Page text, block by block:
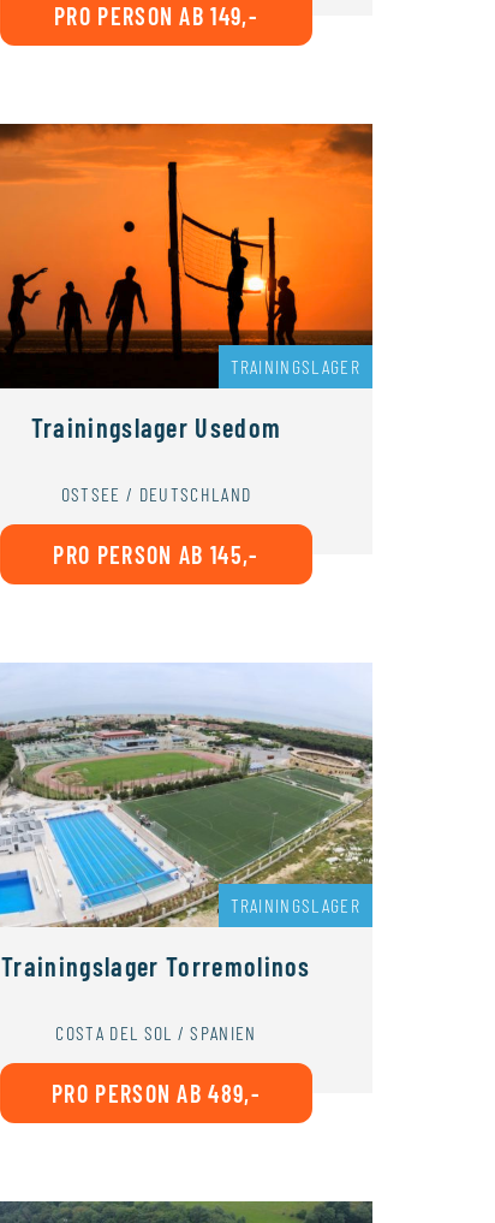
PRO PERSON AB 149,-
TRAININGSLAGER
Trainingslager Usedom
OSTSEE / DEUTSCHLAND
PRO PERSON AB 145,-
TRAININGSLAGER
Trainingslager Torremolinos
COSTA DEL SOL / SPANIEN
PRO PERSON AB 489,-